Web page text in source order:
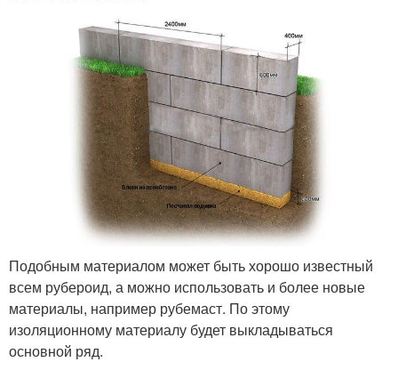
Подобным материалом может быть хорошо известный
всем рубероид, а можно использовать и более новые
материалы, например рубемаст. По этому
изоляционному материалу будет выкладываться
основной ряд.